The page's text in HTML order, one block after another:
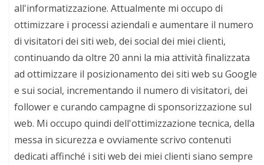
all'informatizzazione. Attualmente mi occupo di
ottimizzare i processi aziendali e aumentare il numero
di visitatori dei siti web, dei social dei miei clienti,
continuando da oltre 20 anni la mia attività finalizzata
ad ottimizzare il posizionamento dei siti web su Google
e sui social, incrementando il numero di visitatori, dei
follower e curando campagne di sponsorizzazione sul
web. Mi occupo quindi dell'ottimizzazione tecnica, della
messa in sicurezza e ovviamente scrivo contenuti
dedicati affinché i siti web dei miei clienti siano sempre